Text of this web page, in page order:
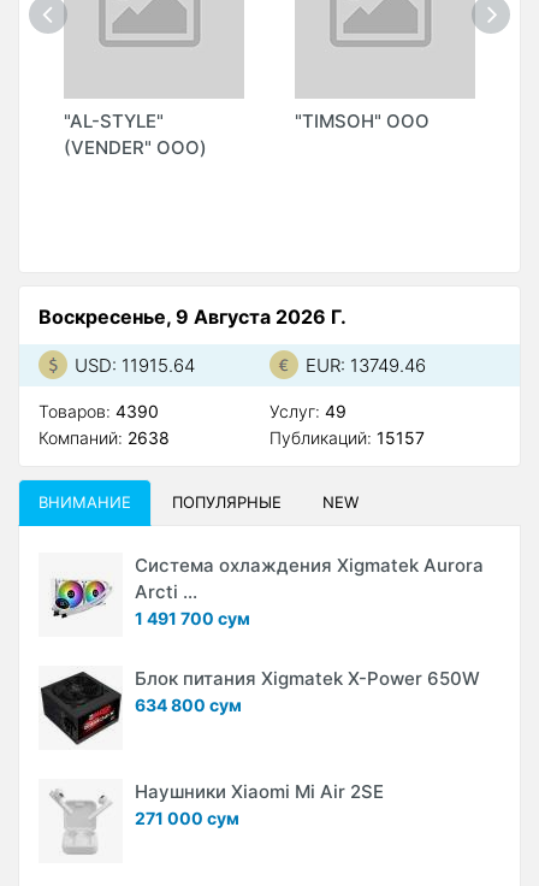
"AL-STYLE"
(VENDER" ООО)
"TIMSOH" ООО
Воскресенье, 9 Августа 2026 Г.
USD: 11915.64 EUR: 13749.46
Товаров: 4390
Компаний: 2638
Услуг: 49
Публикаций: 15157
ВНИМАНИЕ ПОПУЛЯРНЫЕ NEW
Система охлаждения Xigmatek Aurora
Arcti ...
1 491 700 сум
Блок питания Xigmatek X-Power 650W
634 800 сум
Наушники Xiaomi Mi Air 2SE
271 000 сум